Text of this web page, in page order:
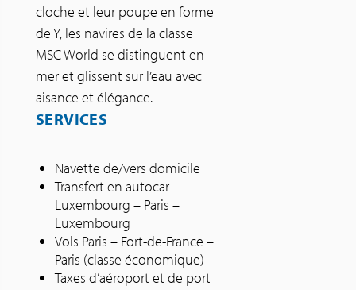
cloche et leur poupe en forme
de Y, les navires de la classe
MSC World se distinguent en
mer et glissent sur l’eau avec
aisance et élégance.
SERVICES
Navette de/vers domicile
Transfert en autocar
Luxembourg – Paris –
Luxembourg
Vols Paris – Fort-de-France –
Paris (classe économique)
Taxes d’aéroport et de port